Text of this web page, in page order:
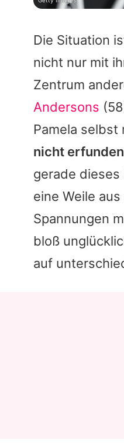
Die Situation
nicht nur mit
Zentrum
Andersons
Pamela selbst
nicht
gerade dieses
eine Weile
Spannungen
bloß
auf